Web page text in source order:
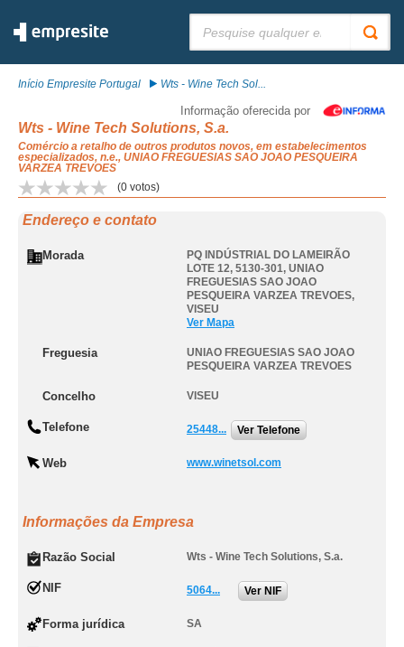
Início Empresite Portugal Wts - Wine Tech Sol...
Informação oferecida por
Wts - Wine Tech Solutions, S.a.
Comércio a retalho de outros produtos novos, em estabelecimentos
especializados, n.e., UNIAO FREGUESIAS SAO JOAO PESQUEIRA
VARZEA TREVOES
(0 votos)
Endereço e contato
Morada
PQ INDÚSTRIAL DO LAMEIRÃO
LOTE 12, 5130-301, UNIAO
FREGUESIAS SAO JOAO
PESQUEIRA VARZEA TREVOES,
VISEU
Ver Mapa
Freguesia
UNIAO FREGUESIAS SAO JOAO
PESQUEIRA VARZEA TREVOES
Concelho VISEU
Telefone 25448... Ver Telefone
Web www.winetsol.com
Informações da Empresa
Razão Social Wts - Wine Tech Solutions, S.a.
NIF 5064... Ver NIF
Forma jurídica SA